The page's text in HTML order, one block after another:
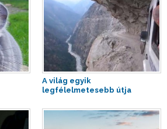
A világ egyik
legfélelmetesebb útja